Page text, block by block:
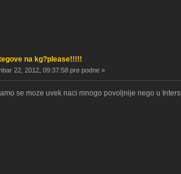
na kg?please!!!!!
22, 2012, 09:37:58 pre podne »
tamo se moze uvek naci mnogo povoljnije nego u